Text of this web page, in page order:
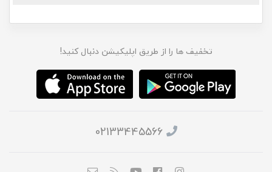
تخفیف ها را از طریق اپلیکیشن دنبال کنید!
02133445566